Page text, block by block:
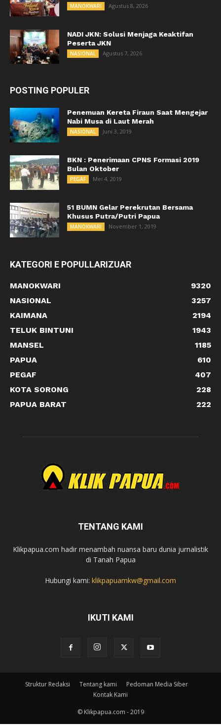
MANOKWARI Agustus 8, 2026
NADI JKN: Solusi Menjaga Keaktifan
Peserta JKN
NASIONAL Agustus 7, 2026
POSTING POPULER
Penemuan Kereta Firaun Saat Mengejar
Nabi Musa di Laut Merah
NASIONAL Juni 3, 2019
BKN : Penerimaan CPNS Formasi 2019
Bulan Oktober
PEGAF Mei 4, 2019
51 BUMN Gelar Perekrutan Bersama
Khusus Putra/Putri Papua
MANOKWARI November 1, 2019
KATEGORI E POPULLARIZUAR
MANOKWARI
9320
NASIONAL
3257
KAIMANA
2194
TELUK BINTUNI
1943
MANSEL
1185
PAPUA
610
PEGAF
407
KOTA SORONG
228
PAPUA BARAT
222
TENTANG KAMI
Klikpapua.com hadir menambah nuansa baru dunia jurnalistik
di Tanah Papua
Hubungi kami: klikpapuamkw@gmail.com
IKUTI KAMI
Struktur Redaksi Tentang kami
Pedoman Media Siber
Kontak Kami
© Klikpapua.com - 2019